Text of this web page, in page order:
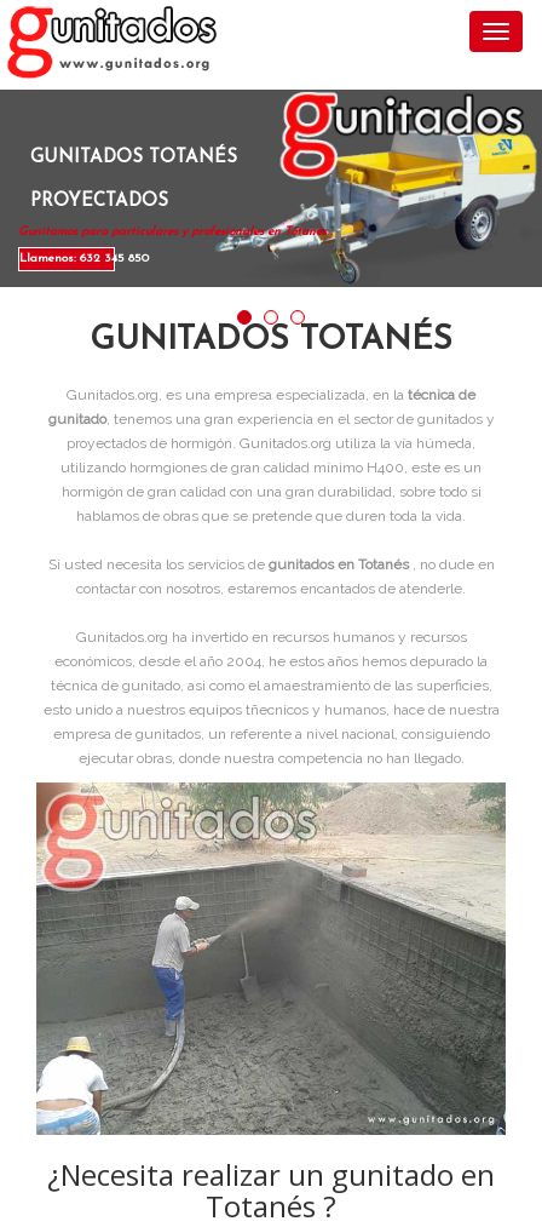
GUNITADOS TOTANÉS
PROYECTADOS
Gunitamos para particulares y profesionales en Totanés .
Llamenos: 632 345 850
GUNITADOS TOTANÉS
Gunitados.org, es una empresa especializada, en la técnica de
gunitado, tenemos una gran experiencia en el sector de gunitados y
proyectados de hormigón. Gunitados.org utiliza la vía húmeda,
utilizando hormgiones de gran calidad mínimo H400, este es un
hormigón de gran calidad con una gran durabilidad, sobre todo si
hablamos de obras que se pretende que duren toda la vida.
Si usted necesita los servicios de gunitados en Totanés , no dude en
contactar con nosotros, estaremos encantados de atenderle.
Gunitados.org ha invertido en recursos humanos y recursos
económicos, desde el año 2004, he estos años hemos depurado la
técnica de gunitado, asi como el amaestramiento de las superficies,
esto unido a nuestros equipos tñecnicos y humanos, hace de nuestra
empresa de gunitados, un referente a nivel nacional, consiguiendo
ejecutar obras, donde nuestra competencia no han llegado.
¿Necesita realizar un gunitado en
Totanés ?